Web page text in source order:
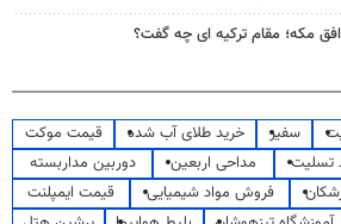
مکه؛ مقام ترکیه ای چه گفت؟
سفیر خرید طلای آب شده
قیمت موکت
تسلیت مداحی اربعین
دوربین مداربسته
فروش مواد شیمیایی
قیمت ایمپلنت